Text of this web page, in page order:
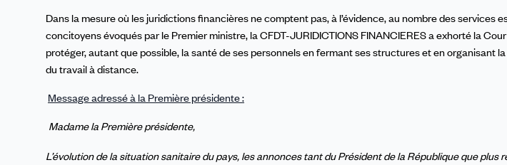
Dans la mesure où les juridictions financières ne comptent pas, à l’évidence, au nombre des services
concitoyens évoqués par le Premier ministre, la CFDT-JURIDICTIONS FINANCIERES a exhorté la
protéger, autant que possible, la santé de ses personnels en fermant ses structures et en organisant
du travail à distance.
Message adressé à la Première présidente :
Madame la Première présidente,
L’évolution de la situation sanitaire du pays, les annonces tant du Président de la République que